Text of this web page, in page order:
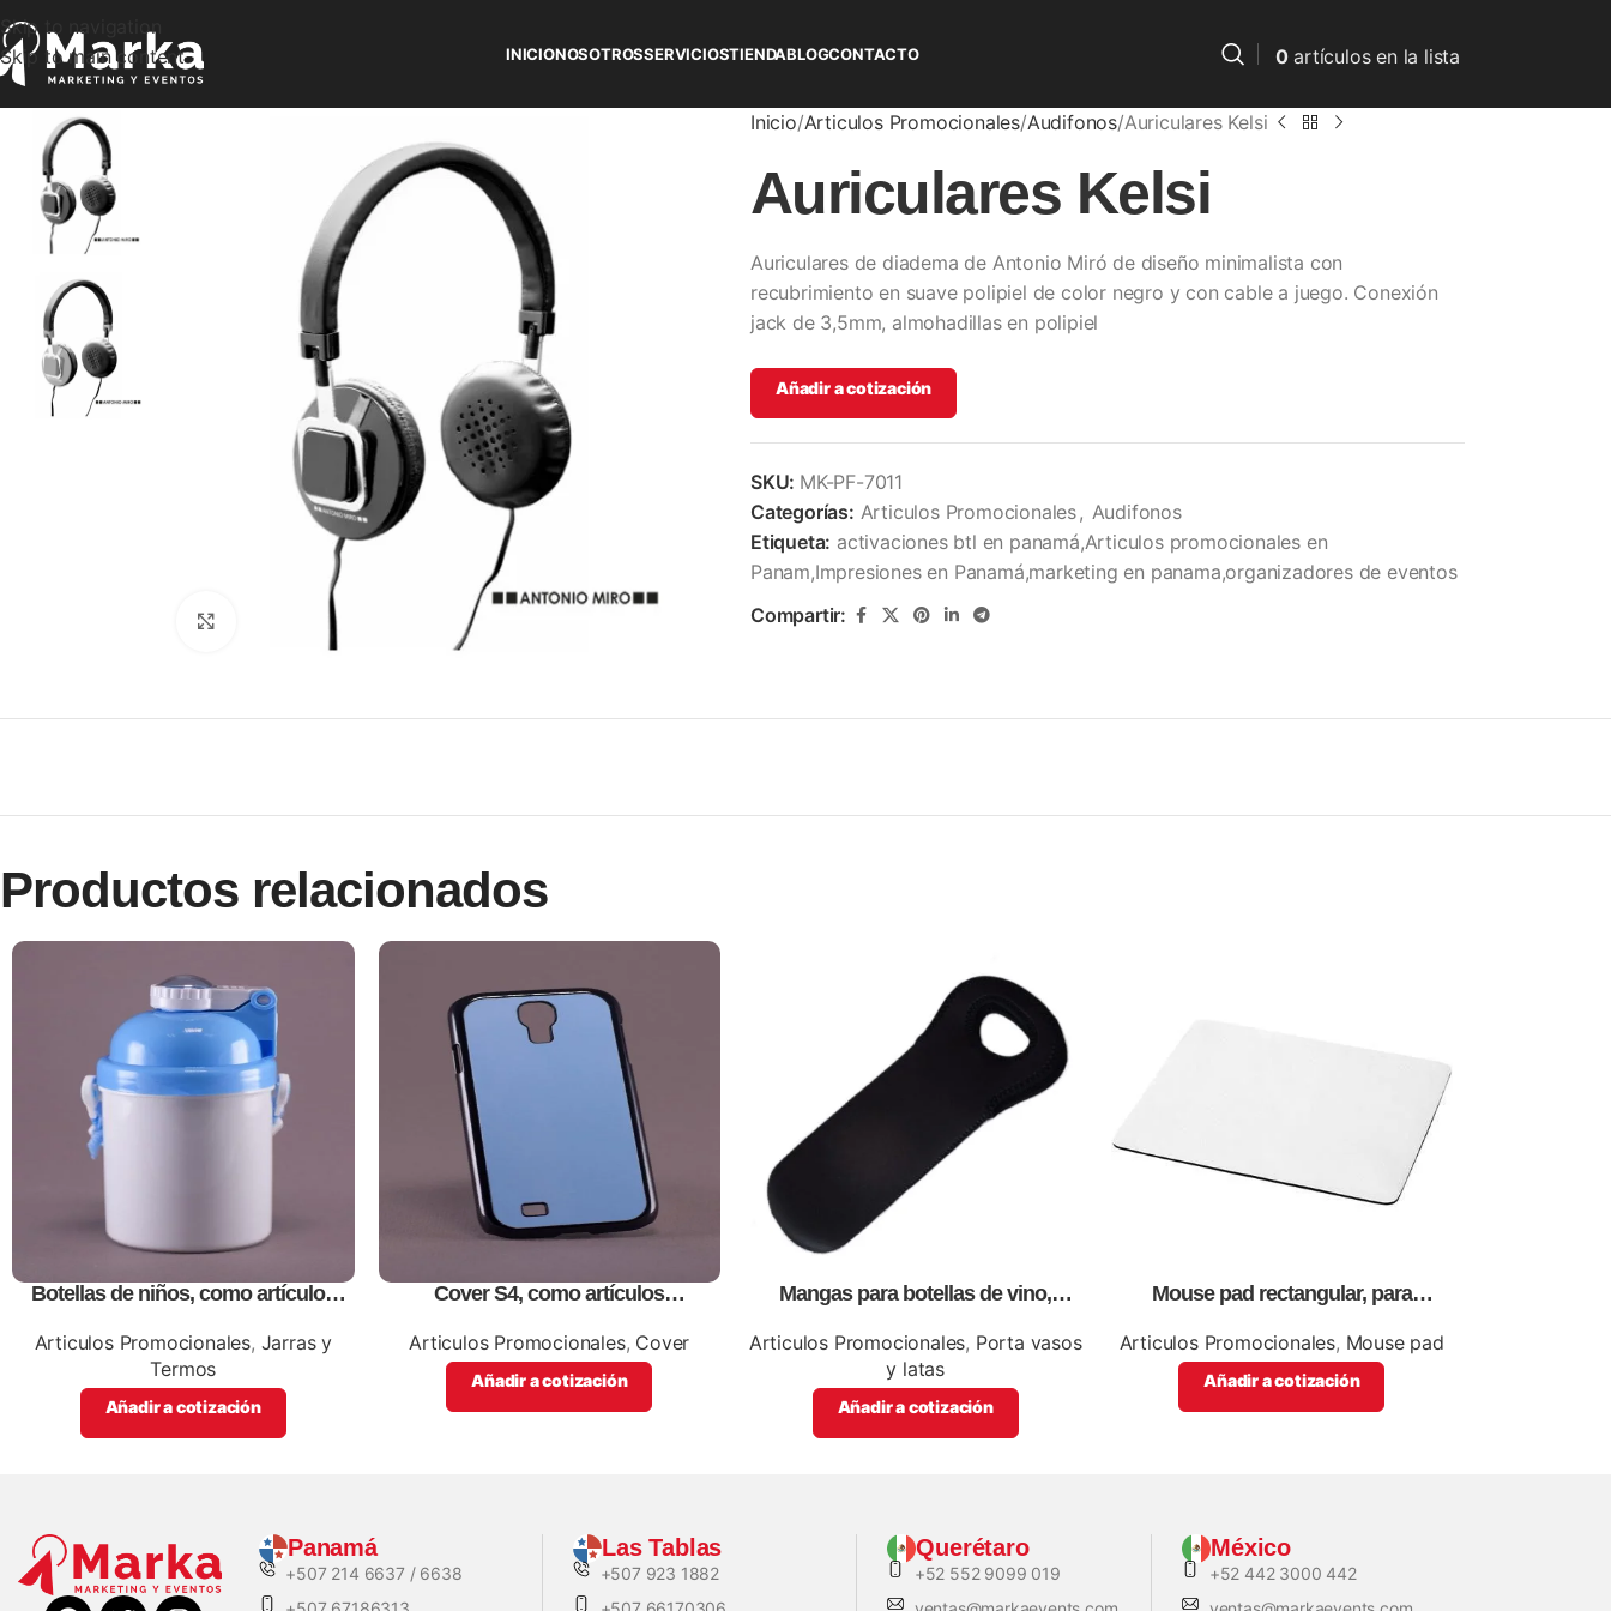
Skip to navigation
Skip to main content
INICIONOSOTROSSERVICIOSTIENDABLOGCONTACTO 0artículosen la lista
Clic para ampliar
Inicio Articulos Promocionales Audifonos Auriculares Kelsi
Auriculares Kelsi
Auriculares de diadema de Antonio Miró de diseño minimalista con
recubrimiento en suave polipiel de color negro y con cable a juego. Conexión
jack de 3,5mm, almohadillas en polipiel
Añadir a cotización
SKU: MK-PF-7011
Categorías: Articulos Promocionales, Audifonos
Etiqueta: activaciones btl en panamá,Articulos promocionales en
Panam,Impresiones en Panamá,marketing en panama,organizadores de eventos
Compartir:
Productos relacionados
Botellas de niños, como artículos
Articulos Promocionales, Jarras y
Termos
Añadir a cotización
Cover S4, como artículos
Articulos Promocionales, Cover
Añadir a cotización
Mangas para botellas de vino,
color.
Articulos Promocionales, Porta vasos
y latas
Añadir a cotización
Mouse pad rectangular, para
Articulos Promocionales, Mouse pad
Añadir a cotización
Panamá
+507 214 6637 / 6638
Las Tablas
+507 923 1882
Querétaro
+52 552 9099 019
México
+52 442 3000 442